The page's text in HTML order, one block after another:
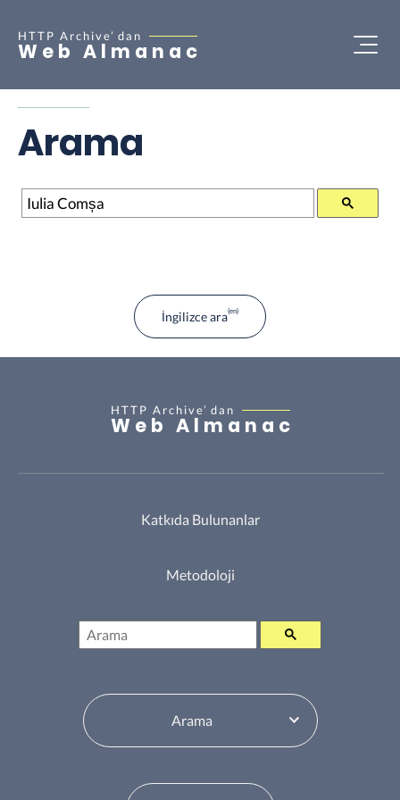
HTTP Archive’ dan
Web Almanac
Arama
Arama
İngilizce ara
HTTP Archive’ dan
Web Almanac
Katkıda Bulunanlar
Metodoloji
Arama
İçindekiler Tablosu Değiştiricisi